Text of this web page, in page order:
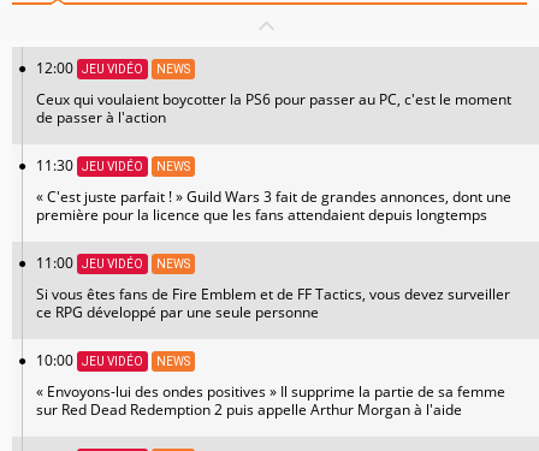
12:00 JEU VIDÉO NEWS
Ceux qui voulaient boycotter la PS6 pour passer au PC, c'est le moment
de passer à l'action
11:30 JEU VIDÉO NEWS
« C'est juste parfait ! » Guild Wars 3 fait de grandes annonces, dont une
première pour la licence que les fans attendaient depuis longtemps
11:00 JEU VIDÉO NEWS
Si vous êtes fans de Fire Emblem et de FF Tactics, vous devez surveiller
ce RPG développé par une seule personne
10:00 JEU VIDÉO NEWS
« Envoyons-lui des ondes positives » Il supprime la partie de sa femme
sur Red Dead Redemption 2 puis appelle Arthur Morgan à l'aide